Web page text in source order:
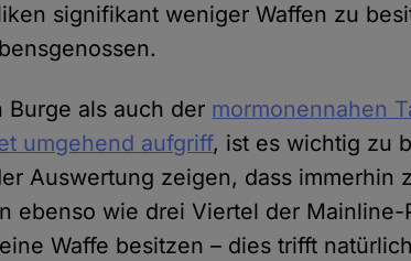
signifikant weniger Waffen zu
Burge als auch der mormonennahen
umgehend aufgriff, ist es wichtig zu
Auswertung zeigen, dass immerhin
ebenso wie drei Viertel der
Waffe besitzen – dies trifft